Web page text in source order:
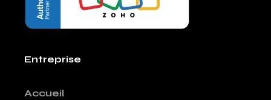
Entreprise
Accueil